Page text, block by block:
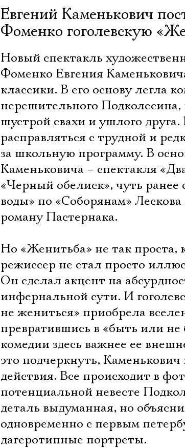
Евгений Каменькович
Фоменко гоголевскую
Новый спектакль
Фоменко Евгения
классики. В его основу легла
нерешительного
шустрой свахи и ушлого
расправляться с трудной и
за школьную программу. В
Каменьковича – спектакля
«Черный обелиск», чуть
воды» по «Соборянам»
роману Пастернака.
Но «Женитьба» не так проста,
режиссер не стал просто
Он сделал акцент на
инфернальной сути. И
не жениться» приобрела
превратившись в «быть или не
комедии здесь важнее ее
это подчеркнуть,
действия. Все происходит в
потенциальной невесте
деталь выдуманная, но
одновременно с первым
дагеротипные портреты.